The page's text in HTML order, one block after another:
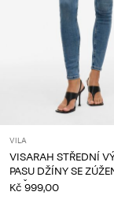
VILA
VISARAH STŘEDNÍ
PASU DŽÍNY SE
STŘIHEM
Kč 999,00